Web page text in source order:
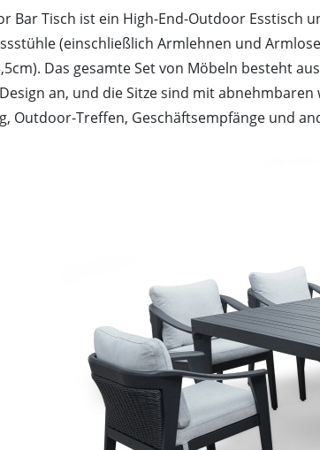
Bar Tisch ist ein High-End-Outdoor Esstisch
(einschließlich Armlehnen und
Das gesamte Set von Möbeln besteht
an, und die Sitze sind mit
Outdoor-Treffen, Geschäftsempfänge und